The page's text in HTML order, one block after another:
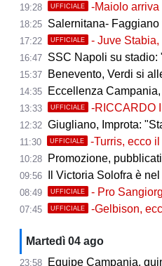
19:28 UFFICIALE -Maiolo
18:25 Salernitana- Faggiano
17:22 UFFICIALE - Juve Stabia,
16:47 SSC Napoli su stadio:
15:37 Benevento, Verdi si
14:35 Eccellenza Campania, i
13:33 UFFICIALE -RICCARDO
12:32 Giugliano, Improta:
11:30 UFFICIALE -Turris, ecco
10:28 Promozione,
09:56 Il Victoria Solofra è
08:49 UFFICIALE - Pro
07:45 UFFICIALE -Gelbison,
Martedì 04 ago
23:58 Equipe Campania,